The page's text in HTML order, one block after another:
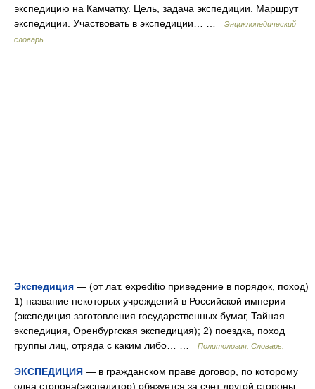
экспедицию на Камчатку. Цель, задача экспедиции. Маршрут
экспедиции. Участвовать в экспедиции… …
Энциклопедический
словарь
Экспедиция — (от лат. expeditio приведение в порядок, поход)
1) название некоторых учреждений в Российской империи
(экспедиция заготовления государственных бумаг, Тайная
экспедиция, Оренбургская экспедиция); 2) поездка, поход
группы лиц, отряда с каким либо… …
Политология. Словарь.
ЭКСПЕДИЦИЯ — в гражданском праве договор, по которому
одна сторона(экспедитор) обязуется за счет другой стороны